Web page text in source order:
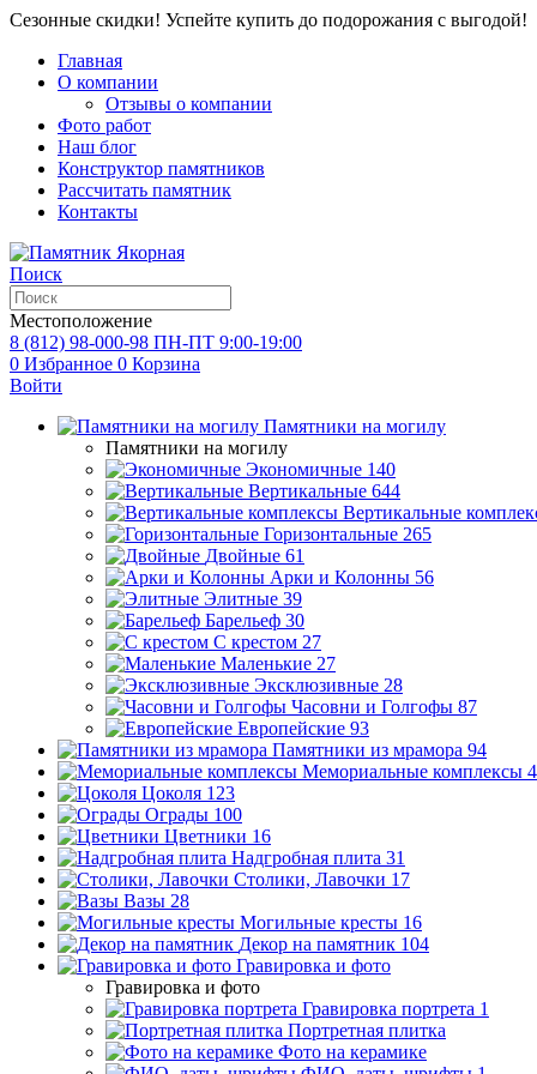
Сезонные скидки! Успейте купить до подорожания с выгодой!
Главная
О компании
Отзывы о компании
Фото работ
Наш блог
Конструктор памятников
Рассчитать памятник
Контакты
Поиск
Местоположение
8 (812) 98-000-98 ПН-ПТ 9:00-19:00
0 Избранное 0 Корзина
Войти
Памятники на могилу
Памятники на могилу
Экономичные 140
Вертикальные 644
Вертикальные
Горизонтальные 265
Двойные 61
Арки и Колонны 56
Элитные 39
Барельеф 30
С крестом 27
Маленькие 27
Эксклюзивные 28
Часовни и Голгофы 87
Европейские 93
Памятники из мрамора 94
Мемориальные комплексы
Цоколя 123
Ограды 100
Цветники 16
Надгробная плита 31
Столики, Лавочки 17
Вазы 28
Могильные кресты 16
Декор на памятник 104
Гравировка и фото
Гравировка и фото
Гравировка портрета 1
Портретная плитка
Фото на керамике